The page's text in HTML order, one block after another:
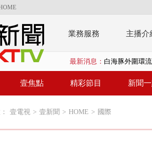
業務服務 主播介
最新消息： 白海豚外圍環
鄭麗文驚語「
壹焦點 精彩節目 新聞
壹電視 > 壹新聞 > HOME > 國際